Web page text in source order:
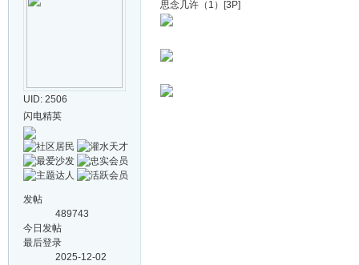
UID: 2506
闪电精英
发帖
489743
今日发帖
最后登录
2025-12-02
思念几许（1）[3P]